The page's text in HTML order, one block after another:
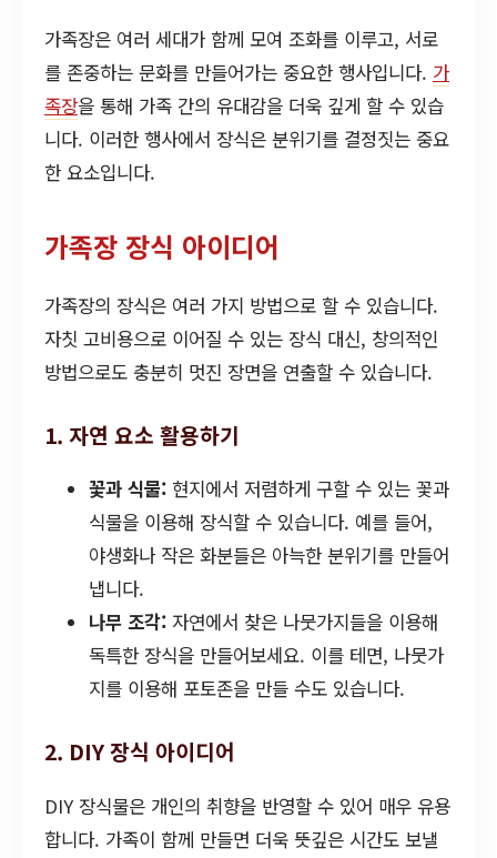
가족장은 여러 세대가 함께 모여 조화를 이루고, 서로
를 존중하는 문화를 만들어가는 중요한 행사입니다. 가
족장을 통해 가족 간의 유대감을 더욱 깊게 할 수 있습
니다. 이러한 행사에서 장식은 분위기를 결정짓는 중요
한 요소입니다.
가족장 장식 아이디어
가족장의 장식은 여러 가지 방법으로 할 수 있습니다.
자칫 고비용으로 이어질 수 있는 장식 대신, 창의적인
방법으로도 충분히 멋진 장면을 연출할 수 있습니다.
1. 자연 요소 활용하기
꽃과 식물: 현지에서 저렴하게 구할 수 있는 꽃과
식물을 이용해 장식할 수 있습니다. 예를 들어,
야생화나 작은 화분들은 아늑한 분위기를 만들어
냅니다.
나무 조각: 자연에서 찾은 나뭇가지들을 이용해
독특한 장식을 만들어보세요. 이를 테면, 나뭇가
지를 이용해 포토존을 만들 수도 있습니다.
2. DIY 장식 아이디어
DIY 장식물은 개인의 취향을 반영할 수 있어 매우 유용
합니다. 가족이 함께 만들면 더욱 뜻깊은 시간도 보낼